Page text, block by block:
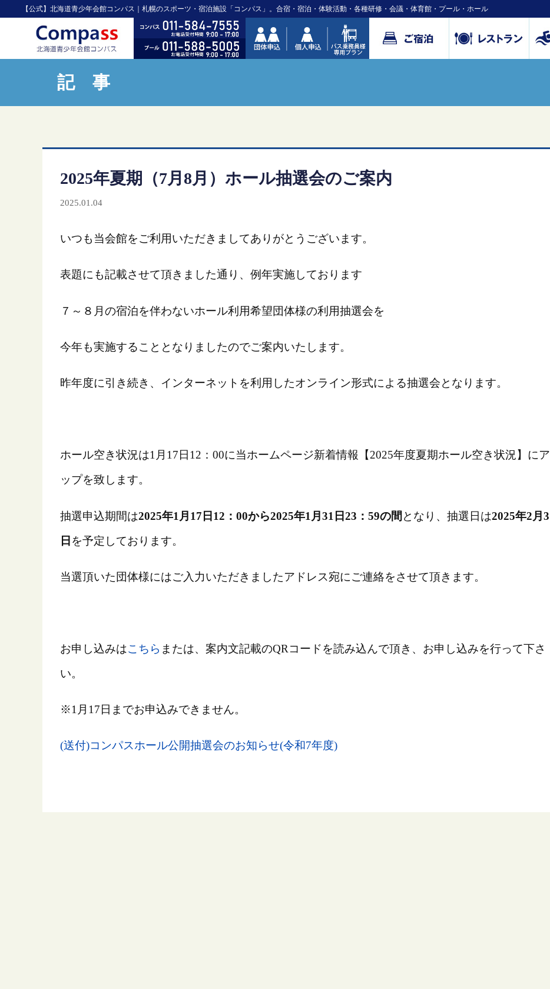
【公式】北海道青少年会館コンパス｜札幌のスポーツ・宿泊施設「コンパス」。合宿・宿泊・体験活動・各種研修・会議・体育館・プール・ホール
記 事
2025年夏期（7月8月）ホール抽選会のご案内
2025.01.04
いつも当会館をご利用いただきましてありがとうございます。
表題にも記載させて頂きました通り、例年実施しております
７～８月の宿泊を伴わないホール利用希望団体様の利用抽選会を
今年も実施することとなりましたのでご案内いたします。
昨年度に引き続き、インターネットを利用したオンライン形式による抽選会となります。
ホール空き状況は1月17日12：00に当ホームページ新着情報【2025年度夏期ホール空き状況】にア
ップを致します。
抽選申込期間は2025年1月17日12：00から2025年1月31日23：59の間 となり、抽選日は2025年2月3
日 を予定しております。
当選頂いた団体様にはご入力いただきましたアドレス宛にご連絡をさせて頂きます。
お申し込みはこちら または、案内文記載のQRコードを読み込んで頂き、お申し込みを行って下さ
い。
※1月17日までお申込みできません。
(送付)コンパスホール公開抽選会のお知らせ(令和7年度)